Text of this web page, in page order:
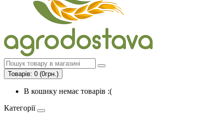
Товарів: 0 (0грн.)
В кошику немає товарів :(
Категорії